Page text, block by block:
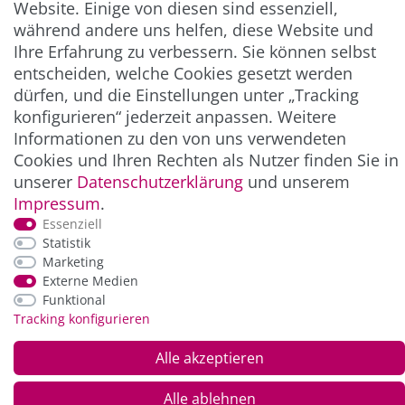
** Hierbei handelt es sich um ein Pflichtfeld.
ZAHLUNG & VERSAND
*Alle Preise inkl. der gesetzl. MwSt. zzgl.
und Versandkosten
Website. Einige von diesen sind essenziell,
während andere uns helfen, diese Website und
Ihre Erfahrung zu verbessern. Sie können selbst
entscheiden, welche Cookies gesetzt werden
dürfen, und die Einstellungen unter „Tracking
konfigurieren“ jederzeit anpassen. Weitere
Informationen zu den von uns verwendeten
Cookies und Ihren Rechten als Nutzer finden Sie in
unserer Daten­schutz­erklärung und unserem
Impressum.
Essenziell
Statistik
Marketing
Externe Medien
Funktional
Tracking konfigurieren
Alle akzeptieren
Alle ablehnen
© Copyright 2026 Alle Rechte vorbehalten. |